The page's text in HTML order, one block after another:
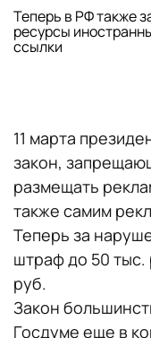
Теперь в РФ также
ресурсы
ссылки
11 марта
закон,
размещать
также самим
Теперь за
штраф до 50
руб.
Закон
Госдуме еще в